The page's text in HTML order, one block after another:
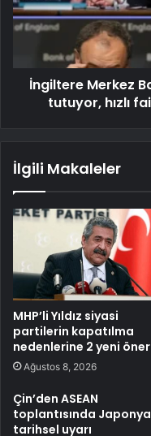
İngiltere Merkez
tutuyor, hızlı
İlgili Makaleler
MHP’li Yıldız siyasi
partilerin kapatılma
nedenlerine 2 yeni
Ağustos 8, 2026
Çin’den ASEAN
toplantısında
tarihsel uyarı